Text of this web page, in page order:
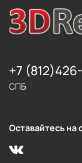
+7
СПБ
Оставайтесь на